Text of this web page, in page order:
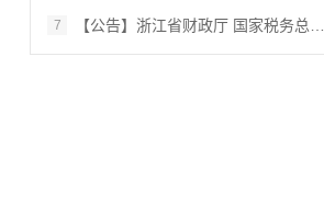
7 【公告】浙江省财政厅 国家税务总局浙江省…